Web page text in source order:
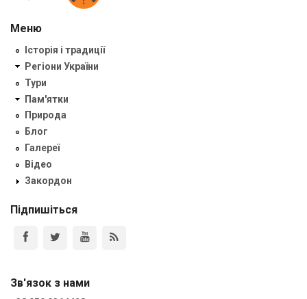
Меню
Історія і традиції
Регіони України
Тури
Пам'ятки
Природа
Блог
Галереї
Відео
Закордон
Підпишіться
Зв'язок з нами